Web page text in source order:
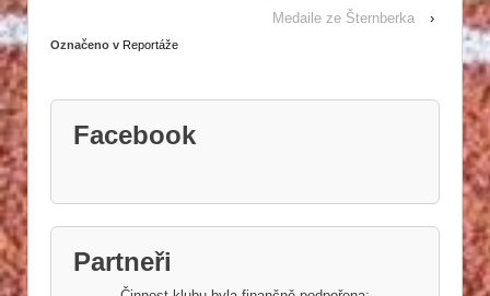
Medaile ze Šternberka
›
Označeno v Reportáže
Facebook
Partneři